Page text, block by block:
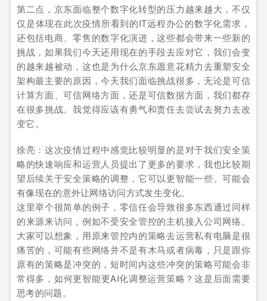
第二点，京东面临整个数字化转型的压力越来越大，不仅
仅是体现在此次疫情所看到的IT远程办公的数字化需求，
还包括电商、零售的数字化演进，这些都会带来一些新的
挑战，如果我们今天还用现在的手段去应对它，我们会变
的越来越被动，这也是为什么京东愿意花精力去重塑安全
架构最主要的原因，今天我们面临挑战很多，无论是可信
计算方面、可信网络方面，还是可信数据方面，我们都存
在很多挑战。我觉得应该有勇气和责任去尝试去努力去改
变它。
徐亮：这次疫情过程中感觉比较明显的是对于我们安全策
略的快速响应和运营人员提出了更多的要求，我也比较期
望后续关于安全策略的调整，它可以更智能一些。可能会
有像现在的意外让网络访问方式发生变化。
这里举个很简单的例子，零信任会导致很多东西通过同样
的来源来访问，例如不受安全管控的主机接入公司网络。
大家可以想象，用原来管控内的策略去运营私有电脑是很
痛苦的，可能有些网络并不是有木马或者病毒，只是跟你
原有的策略是冲突的，短时间内这些冲突的策略可能会非
常得多，如何更智能更AI化调整运营策略？这是后面需要
思考的问题。